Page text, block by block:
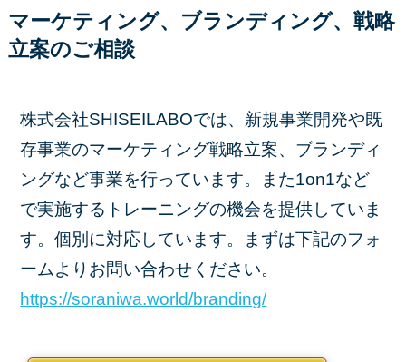
マーケティング、ブランディング、戦略
立案のご相談
株式会社SHISEILABOでは、新規事業開発や既
存事業のマーケティング戦略立案、ブランディ
ングなど事業を行っています。また1on1など
で実施するトレーニングの機会を提供していま
す。個別に対応しています。まずは下記のフォ
ームよりお問い合わせください。
https://soraniwa.world/branding/